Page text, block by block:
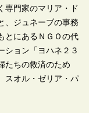
専門家のマリア・ド
、ジュネーブの事務
とにあるＮＧＯの代
ション「ヨハネ２３
たちの救済のため
スオル・ゼリア・パ